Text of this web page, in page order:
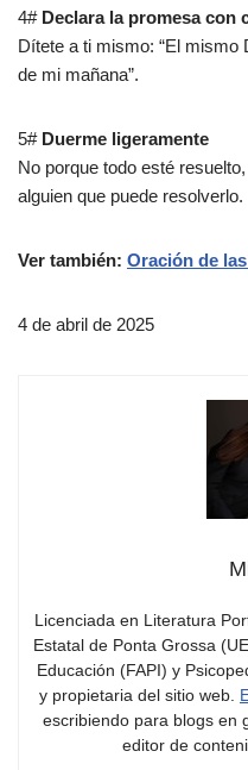
4# Declara la promesa con
Dítete a ti mismo: “El
de mi mañana”.
5# Duerme ligeramente
No porque todo esté
alguien que puede resolverlo.
Ver también: Oración de
4 de abril de 2025
Licenciada en Literatura
Estatal de Ponta Grossa
Educación (FAPI) y
y propietaria del sitio web.
escribiendo para blogs en
editor de